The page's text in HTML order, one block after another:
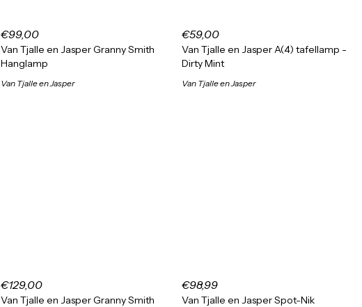
€99,00
Van Tjalle en Jasper Granny Smith
Hanglamp
Van Tjalle en Jasper
€59,00
Van Tjalle en Jasper A(4) tafellamp -
Dirty Mint
Van Tjalle en Jasper
€129,00
Van Tjalle en Jasper Granny Smith
€98,99
Van Tjalle en Jasper Spot-Nik